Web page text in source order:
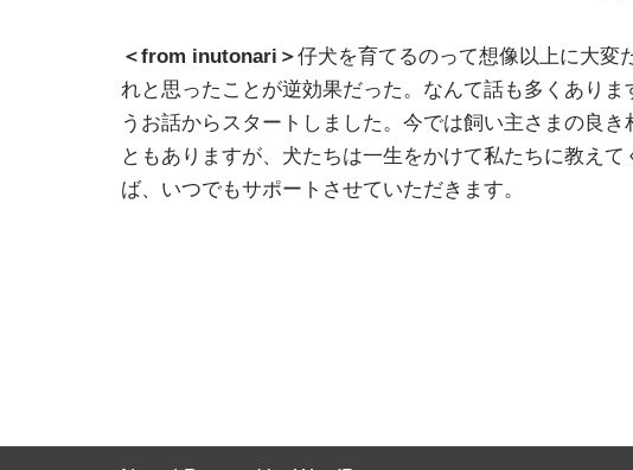
＜from inutonari＞仔犬を育てるのって想像以上に大変
れと思ったことが逆効果だった。なんて話も多くあり
うお話からスタートしました。今では飼い主さまの良
ともありますが、犬たちは一生をかけて私たちに教え
ば、いつでもサポートさせていただきます。